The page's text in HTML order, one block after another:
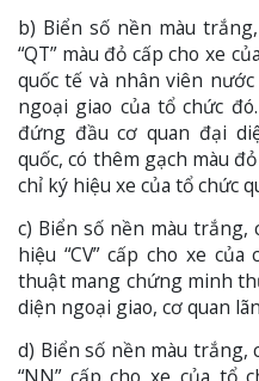
b) Biển số nền màu
“QT” màu đỏ cấp cho xe
quốc tế và nhân viên
ngoại giao của tổ chức
đứng đầu cơ quan đại
quốc, có thêm gạch màu
chỉ ký hiệu xe của tổ chức
c) Biển số nền màu trắng,
hiệu “CV” cấp cho xe
thuật mang chứng minh
diện ngoại giao, cơ quan
d) Biển số nền màu trắng,